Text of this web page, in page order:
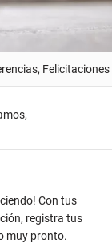
Felicitaciones
Con tus
registra tus
muy pronto.